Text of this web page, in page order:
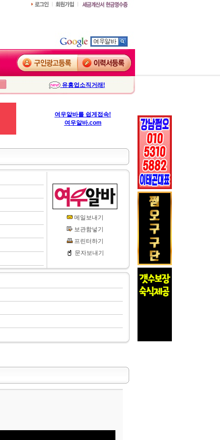
유흥업소직거래!
여우알바를 쉽게접속!
여우알바.com
메일보내기
보관함넣기
프린터하기
문자보내기